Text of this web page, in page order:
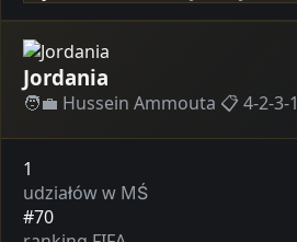
Jordania
🧑‍💼 Hussein Ammouta 📋 4-2-3-1
1
udziałów w MŚ
#70